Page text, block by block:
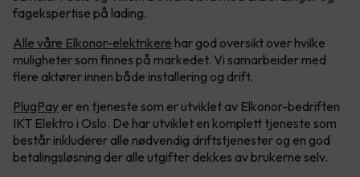
fagekspertise på lading.
Alle våre Elkonor-elektrikere har god oversikt over hvilke
muligheter som finnes på markedet. Vi samarbeider med
flere aktører innen både installering og drift.
PlugPay er en tjeneste som er utviklet av Elkonor-bedriften
IKT Elektro i Oslo. De har utviklet en komplett tjeneste som
består inkluderer alle nødvendig driftstjenester og en god
betalingsløsning der alle utgifter dekkes av brukerne selv.